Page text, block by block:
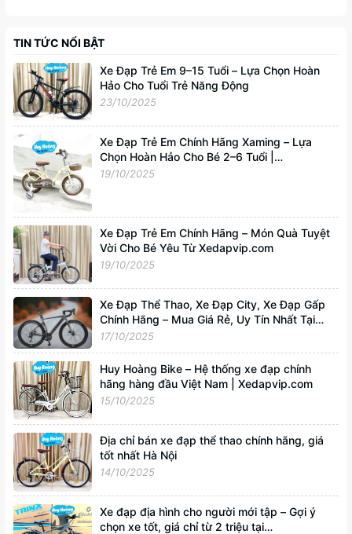
TIN TỨC NỔI BẬT
Xe Đạp Trẻ Em 9–15 Tuổi – Lựa Chọn Hoàn
Hảo Cho Tuổi Trẻ Năng Động
23/10/2025
Xe Đạp Trẻ Em Chính Hãng Xaming – Lựa
Chọn Hoàn Hảo Cho Bé 2–6 Tuổi |
Xedapvip.com
19/10/2025
Xe Đạp Trẻ Em Chính Hãng – Món Quà Tuyệt
Vời Cho Bé Yêu Từ Xedapvip.com
19/10/2025
Xe Đạp Thể Thao, Xe Đạp City, Xe Đạp Gấp
Chính Hãng – Mua Giá Rẻ, Uy Tín Nhất Tại
Xedapvip.com
17/10/2025
Huy Hoàng Bike – Hệ thống xe đạp chính
hãng hàng đầu Việt Nam | Xedapvip.com
15/10/2025
Địa chỉ bán xe đạp thể thao chính hãng, giá
tốt nhất Hà Nội
14/10/2025
Xe đạp địa hình cho người mới tập – Gợi ý
chọn xe tốt, giá chỉ từ 2 triệu tại